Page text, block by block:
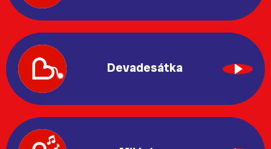
Devadesátka